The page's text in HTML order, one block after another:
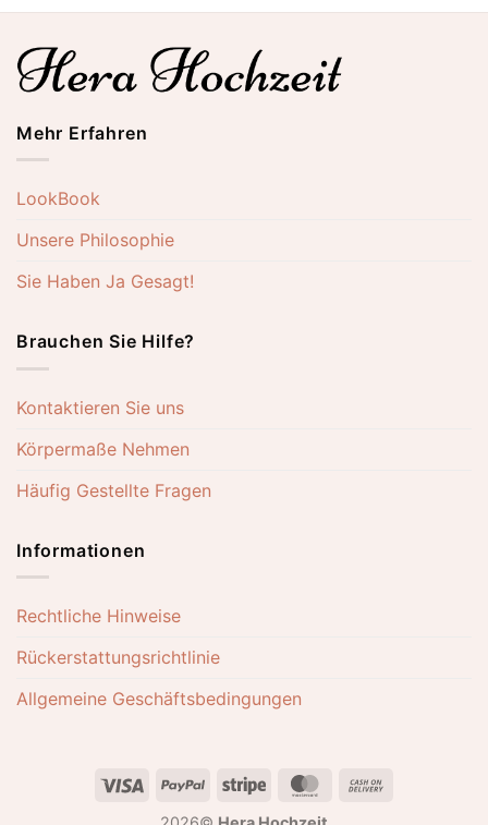
Mehr Erfahren
LookBook
Unsere Philosophie
Sie Haben Ja Gesagt!
Brauchen Sie Hilfe?
Kontaktieren Sie uns
Körpermaße Nehmen
Häufig Gestellte Fragen
Informationen
Rechtliche Hinweise
Rückerstattungsrichtlinie
Allgemeine Geschäftsbedingungen
Visa PayPal Stripe MasterCard